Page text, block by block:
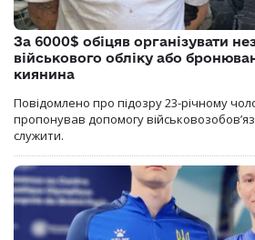
За 6000$ обіцяв організувати
військового обліку або
киянина
Повідомлено про підозру 23-річному
пропонував допомогу
служити.